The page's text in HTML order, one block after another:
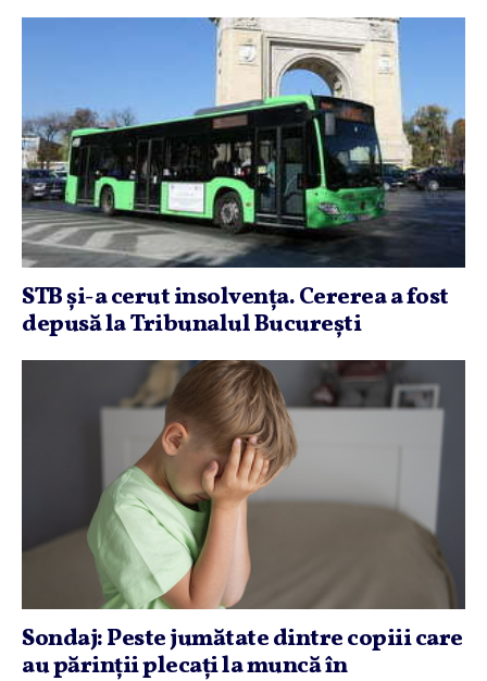
STB şi-a cerut insolvenţa. Cererea a fost
depusă la Tribunalul Bucureşti
Sondaj: Peste jumătate dintre copiii care
au părinţii plecaţi la muncă în